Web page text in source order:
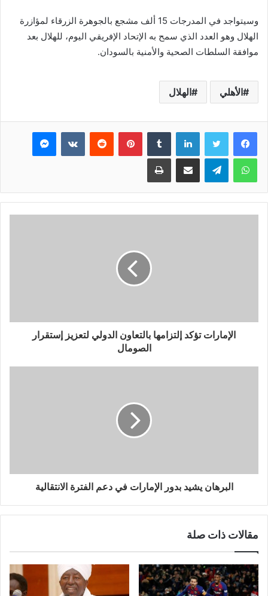
وسيتواجد في المدرجات 15 ألف مشجع بالجوهرة الزرقاء لمؤازرة
الهلال وهو العدد الذي سمح به الإتحاد الإفريقي اليوم، للهلال بعد
موافقة السلطات الصحية والأمنية بالسودان.
الأهلي الهلال
فيسبوك تويتر لينكدإن بينتيريست ماسنجر
واتساب تيلقرام مشاركة عبر البريد طباعة
الإمارات تؤكد إلتزامها بالتعاون الدولي لتعزيز إستقرار
الصومال
البرهان يشيد بدور الإمارات في دعم الفترة الانتقالية
مقالات ذات صلة